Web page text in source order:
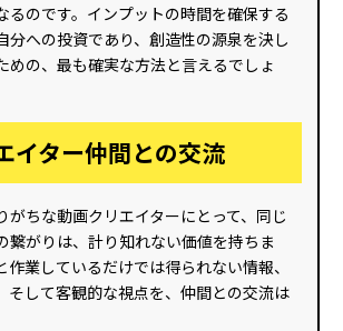
るのです。インプットの時間を確保する
分への投資であり、創造性の源泉を決し
めの、最も確実な方法と言えるでしょ
イター仲間との交流
がちな動画クリエイターにとって、同じ
繋がりは、計り知れない価値を持ちま
業しているだけでは得られない情報、
そして客観的な視点を、仲間との交流は